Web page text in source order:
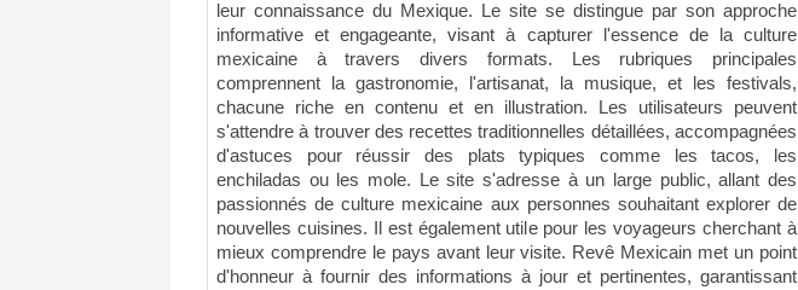
leur connaissance du Mexique. Le site se distingue par son approche
informative et engageante, visant à capturer l'essence de la culture
mexicaine à travers divers formats. Les rubriques principales
comprennent la gastronomie, l'artisanat, la musique, et les festivals,
chacune riche en contenu et en illustration. Les utilisateurs peuvent
s'attendre à trouver des recettes traditionnelles détaillées, accompagnées
d'astuces pour réussir des plats typiques comme les tacos, les
enchiladas ou les mole. Le site s'adresse à un large public, allant des
passionnés de culture mexicaine aux personnes souhaitant explorer de
nouvelles cuisines. Il est également utile pour les voyageurs cherchant à
mieux comprendre le pays avant leur visite. Revê Mexicain met un point
d'honneur à fournir des informations à jour et pertinentes, garantissant